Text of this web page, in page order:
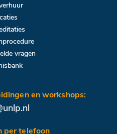
vragen
en workshops:
per telefoon